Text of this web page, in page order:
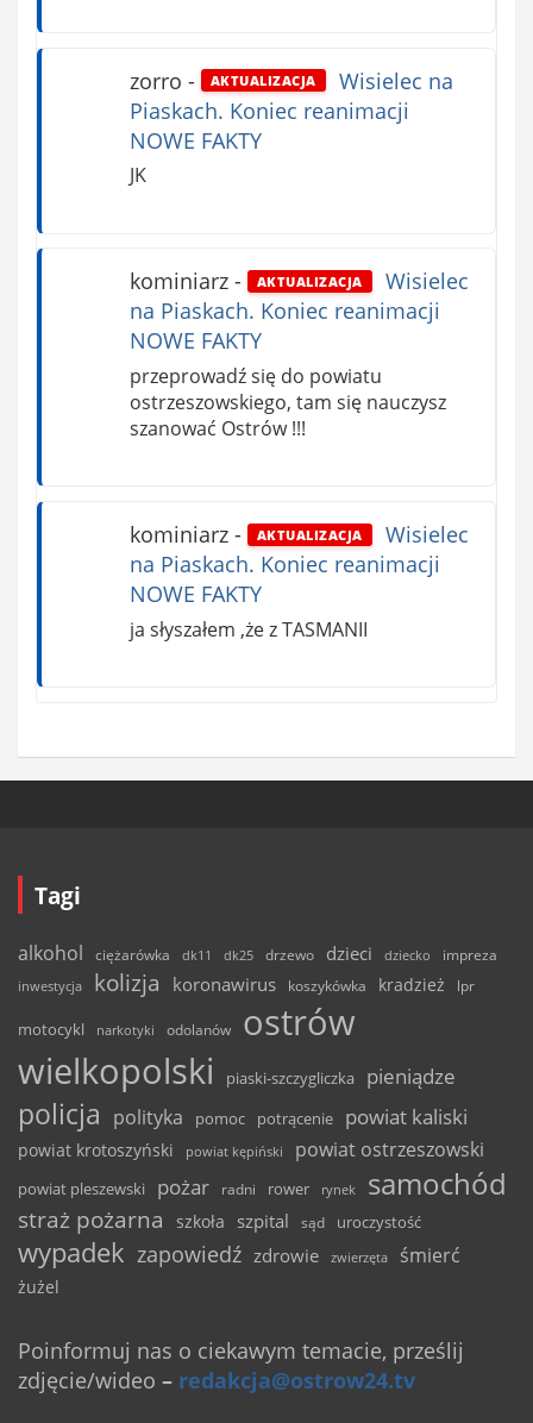
zorro - AKTUALIZACJA
Wisielec na
Piaskach. Koniec reanimacji
NOWE FAKTY
JK
kominiarz- AKTUALIZACJA
Wisielec
na Piaskach. Koniec reanimacji
NOWE FAKTY
przeprowadź się do powiatu
ostrzeszowskiego, tam się nauczysz
szanować Ostrów !!!
kominiarz- AKTUALIZACJA
Wisielec
na Piaskach. Koniec reanimacji
NOWE FAKTY
ja słyszałem ,że z TASMANII
Tagi
alkohol ciężarówka dk11 dk25 drzewo dzieci dziecko
impreza
inwestycja
kolizja koronawirus koszykówka kradzież lpr
motocykl narkotyki odolanów
ostrów
wielkopolski
piaski-szczygliczka pieniądze
policja polityka pomoc potrącenie powiat kaliski
powiat krotoszyński powiat kępiński powiat ostrzeszowski
powiat pleszewski pożar radni rower rynek samochód
straż pożarna szkoła szpital sąd uroczystość
wypadek zapowiedź zdrowie zwierzęta śmierć
żużel
Poinformuj nas o ciekawym temacie, prześlij
zdjęcie/wideo – redakcja@ostrow24.tv